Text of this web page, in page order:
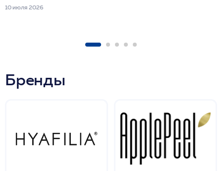
10 июля 2026
Бренды